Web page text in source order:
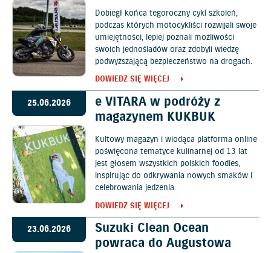
Dobiegł końca tegoroczny cykl szkoleń,
podczas których motocykliści rozwijali swoje
umiejętności, lepiej poznali możliwości
swoich jednośladów oraz zdobyli wiedzę
podwyższającą bezpieczeństwo na drogach.
DOWIEDZ SIĘ WIĘCEJ
25.06.2026
e VITARA w podróży z
magazynem KUKBUK
Kultowy magazyn i wiodąca platforma online
poświęcona tematyce kulinarnej od 13 lat
jest głosem wszystkich polskich foodies,
inspirując do odkrywania nowych smaków i
celebrowania jedzenia.
DOWIEDZ SIĘ WIĘCEJ
23.06.2026
Suzuki Clean Ocean
powraca do Augustowa